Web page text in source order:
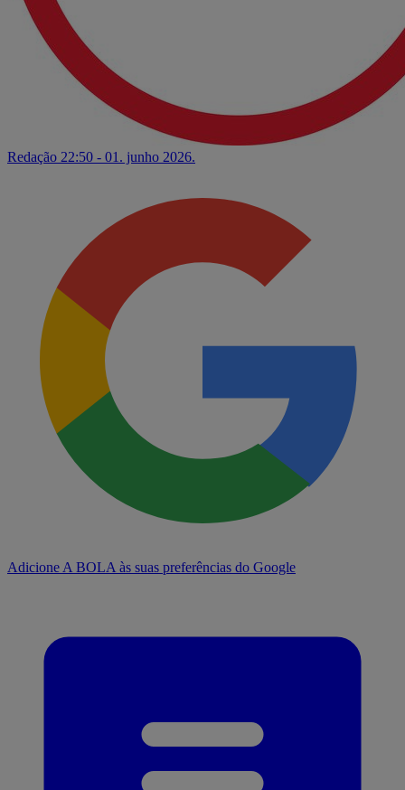
Redação 22:50 - 01. junho 2026.
Adicione A BOLA às suas preferências do Google